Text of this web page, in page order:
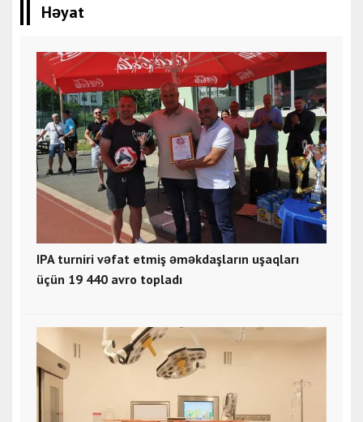
Həyat
IPA turniri vəfat etmiş əməkdaşların uşaqları
üçün 19 440 avro topladı